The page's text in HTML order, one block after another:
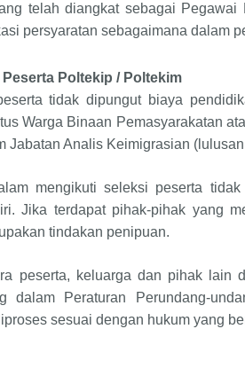
telah diangkat sebagai
persyaratan sebagaimana dalam
Poltekip / Poltekim
tidak dipungut biaya
Warga Binaan Pemasyarakatan
Jabatan Analis Keimigrasian (lulusan
mengikuti seleksi peserta
Jika terdapat pihak-pihak yang
tindakan penipuan.
peserta, keluarga dan pihak lain
dalam Peraturan Perundang-
sesuai dengan hukum yang